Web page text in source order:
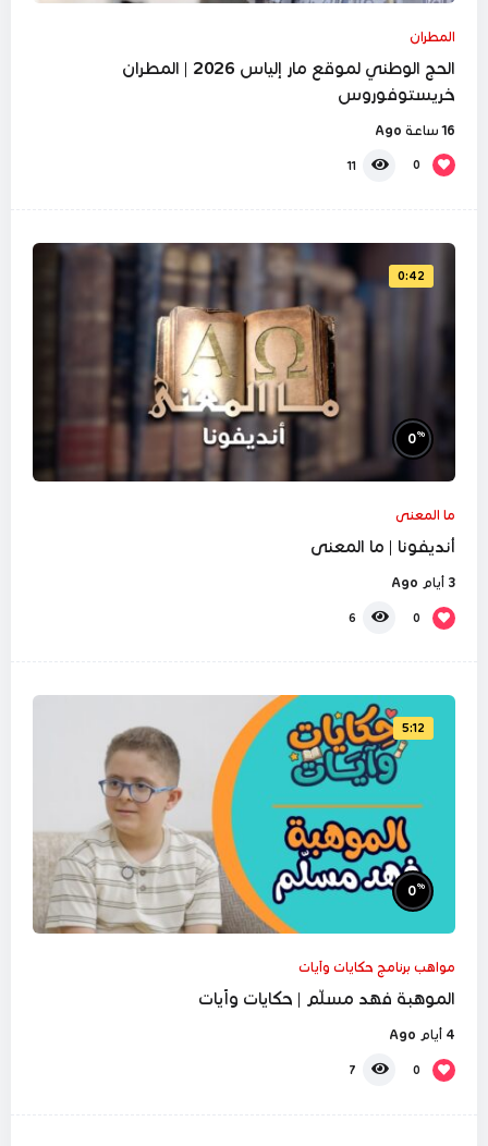
المطران
الحج الوطني لموقع مار إلياس 2026 | المطران
خريستوفوروس
16 ساعة Ago
0
11
0:42
0%
ما المعنى
أنديفونا | ما المعنى
3 أيام Ago
0
6
5:12
0%
مواهب برنامج حكايات وآيات
الموهبة فهد مسلّم | حكايات وآيات
4 أيام Ago
0
7